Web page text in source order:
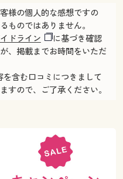
様の個人的な感想ですの
ものではありません。
ドライン
に基づき確認
、掲載までお時間をいただ
を含む口コミにつきまして
すので、ご了承ください。